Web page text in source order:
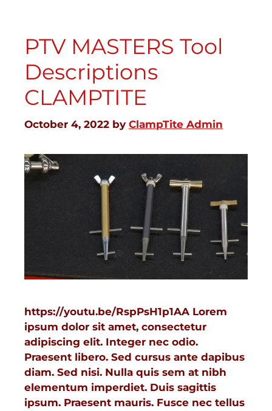
PTV MASTERS Tool
Descriptions
CLAMPTITE
October 4, 2022 by ClampTite Admin
https://youtu.be/RspPsH1p1AA Lorem
ipsum dolor sit amet, consectetur
adipiscing elit. Integer nec odio.
Praesent libero. Sed cursus ante dapibus
diam. Sed nisi. Nulla quis sem at nibh
elementum imperdiet. Duis sagittis
ipsum. Praesent mauris. Fusce nec tellus